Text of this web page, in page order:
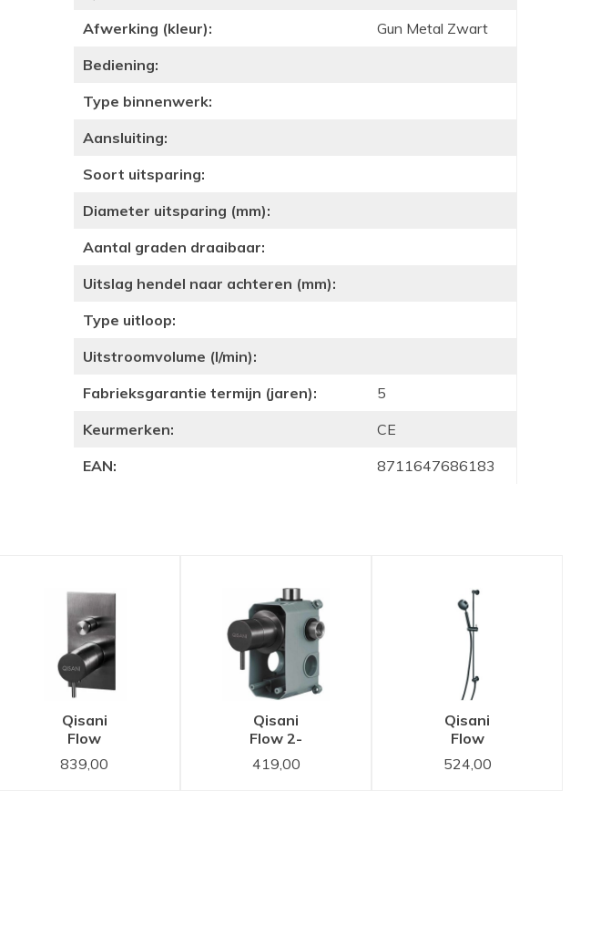
Afwerking (kleur):
Gun Metal Zwart
Bediening:
Type binnenwerk:
Aansluiting:
Soort uitsparing:
Diameter uitsparing (mm):
Aantal graden draaibaar:
Uitslag hendel naar achteren (mm):
Type uitloop:
Uitstroomvolume (l/min):
Fabrieksgarantie termijn (jaren):
5
Keurmerken:
CE
EAN:
8711647686183
Qisani
Flow
thermostatische
inbouwkraan
839,00
Qisani
Flow 2-
weg
omstel
419,00
Qisani
Flow
glijstangset
Gun Metal
524,00